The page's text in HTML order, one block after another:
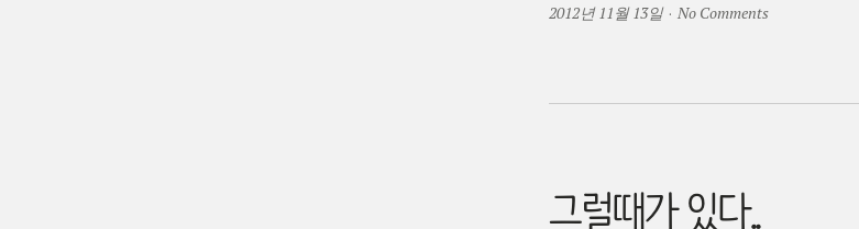
2012년 11월 13일 · No Comments
그럴때가 있다..